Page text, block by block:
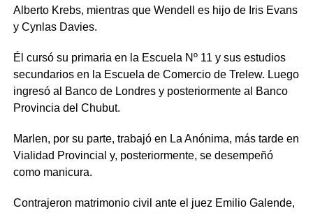
Alberto Krebs, mientras que Wendell es hijo de Iris Evans
y Cynlas Davies.
Él cursó su primaria en la Escuela Nº 11 y sus estudios
secundarios en la Escuela de Comercio de Trelew. Luego
ingresó al Banco de Londres y posteriormente al Banco
Provincia del Chubut.
Marlen, por su parte, trabajó en La Anónima, más tarde en
Vialidad Provincial y, posteriormente, se desempeñó
como manicura.
Contrajeron matrimonio civil ante el juez Emilio Galende,